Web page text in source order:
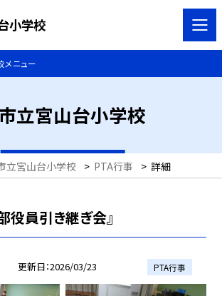
小学校
ニュー
立宮山台小学校
立宮山台小学校 > PTA行事 > 詳細
役員引き継ぎ会』
更新日 2026/03/23 PTA行事